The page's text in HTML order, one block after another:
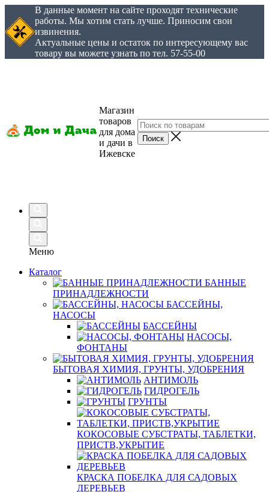
В данные момент на сайте проходят технические
работы. Мы хотим стать лучше. Приносим свои
извинения.
Актуальные цены и остаток по интересующему вас
товару вы можете узнать по тел. 57-55-00
Магазин
товаров
для дома
и дачи в
Ижевске
Меню
Каталог
БАННЫЕ
ПРИНАДЛЕЖНОСТИ
БАССЕЙНЫ,
НАСОСЫ
БАССЕЙНЫ
НАСОСЫ,
ФОНТАНЫ
БЫТОВАЯ ХИМИЯ, ГРУНТЫ, УДОБРЕНИЯ
АНТИМОЛЬ
ГИДРОГЕЛЬ
ГРУНТЫ
КОКОСОВЫЕ СУБСТРАТЫ, ТАБЛЕТКИ,
ПРИСТВ,УКРЫТИЕ
КРАСКА ПОБЕЛКА ДЛЯ САДОВЫХ
ДЕРЕВЬЕВ